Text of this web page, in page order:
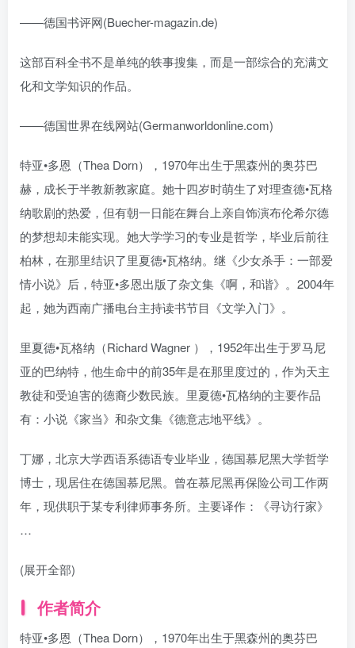
——德国书评网(Buecher-magazin.de)
这部百科全书不是单纯的轶事搜集，而是一部综合的充满文
化和文学知识的作品。
——德国世界在线网站(Germanworldonline.com)
特亚•多恩（Thea Dorn），1970年出生于黑森州的奥芬巴
赫，成长于半教新教家庭。她十四岁时萌生了对理查德•瓦格
纳歌剧的热爱，但有朝一日能在舞台上亲自饰演布伦希尔德
的梦想却未能实现。她大学学习的专业是哲学，毕业后前往
柏林，在那里结识了里夏德•瓦格纳。继《少女杀手：一部爱
情小说》后，特亚•多恩出版了杂文集《啊，和谐》。2004年
起，她为西南广播电台主持读书节目《文学入门》。
里夏德•瓦格纳（Richard Wagner ），1952年出生于罗马尼
亚的巴纳特，他生命中的前35年是在那里度过的，作为天主
教徒和受迫害的德裔少数民族。里夏德•瓦格纳的主要作品
有：小说《家当》和杂文集《德意志地平线》。
丁娜，北京大学西语系德语专业毕业，德国慕尼黑大学哲学
博士，现居住在德国慕尼黑。曾在慕尼黑再保险公司工作两
年，现供职于某专利律师事务所。主要译作：《寻访行家》
…
(展开全部)
作者简介
特亚•多恩（Thea Dorn），1970年出生于黑森州的奥芬巴